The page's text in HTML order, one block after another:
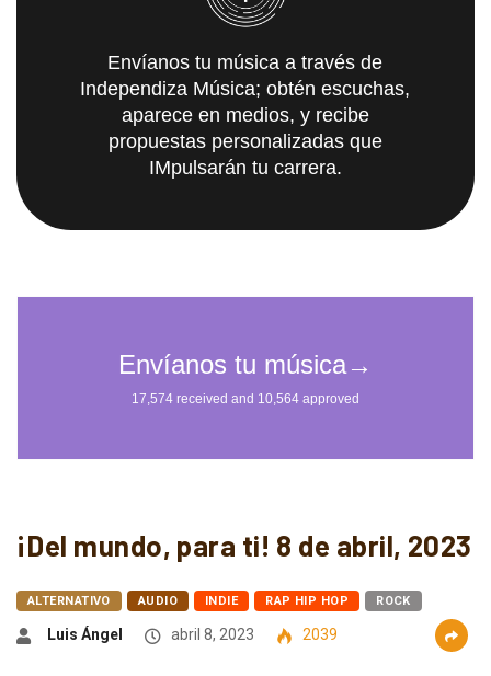
Envíanos tu música a través de
Independiza Música; obtén escuchas,
aparece en medios, y recibe
propuestas personalizadas que
IMpulsarán tu carrera.
¡Del mundo, para ti! 8 de abril, 2023
ALTERNATIVO AUDIO INDIE RAP HIP HOP ROCK
Luis Ángel abril 8, 2023 2039